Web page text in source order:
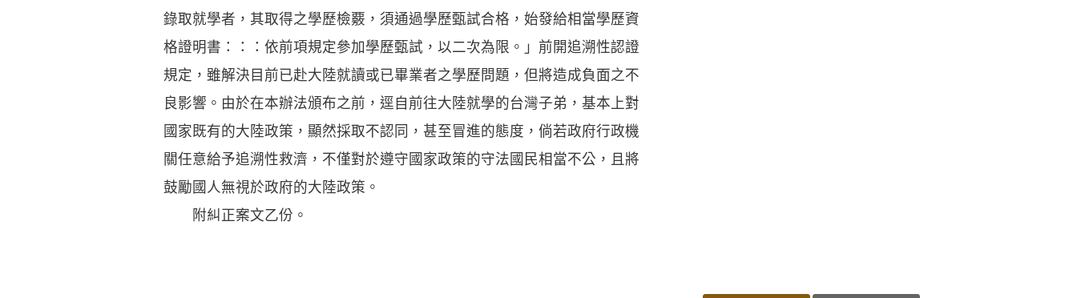
錄取就學者，其取得之學歷檢覈，須通過學歷甄試合格，始發給相當學歷資
格證明書：：：依前項規定參加學歷甄試，以二次為限。」前開追溯性認證
規定，雖解決目前已赴大陸就讀或已畢業者之學歷問題，但將造成負面之不
良影響。由於在本辦法頒布之前，逕自前往大陸就學的台灣子弟，基本上對
國家既有的大陸政策，顯然採取不認同，甚至冒進的態度，倘若政府行政機
關任意給予追溯性救濟，不僅對於遵守國家政策的守法國民相當不公，且將
鼓勵國人無視於政府的大陸政策。
附糾正案文乙份。